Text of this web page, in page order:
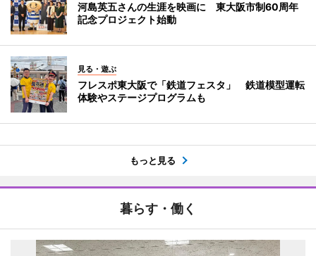
河島英五さんの生涯を映画に 東大阪市制60周年
記念プロジェクト始動
見る・遊ぶ
フレスポ東大阪で「鉄道フェスタ」 鉄道模型運転
体験やステージプログラムも
もっと見る
暮らす・働く